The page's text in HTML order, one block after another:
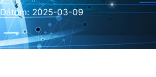
Dátum:2025-03-09